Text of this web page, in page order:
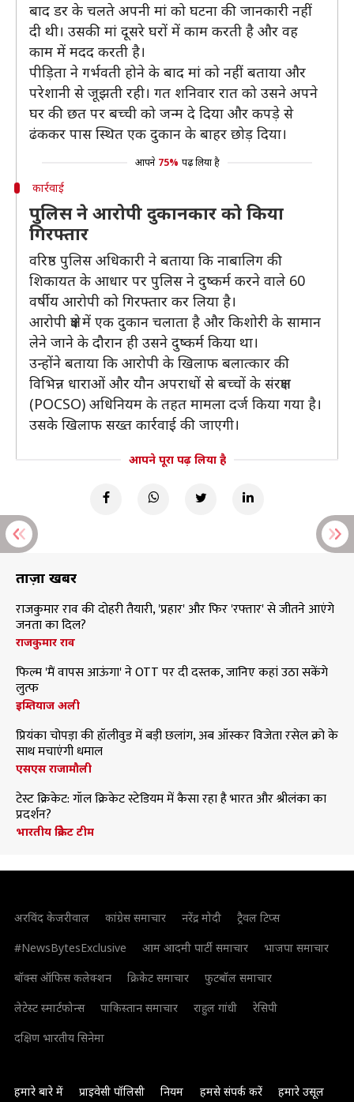
बाद डर के चलते अपनी मां को घटना की जानकारी नहीं
दी थी। उसकी मां दूसरे घरों में काम करती है और वह
काम में मदद करती है।
पीड़िता ने गर्भवती होने के बाद मां को नहीं बताया और
परेशानी से जूझती रही। गत शनिवार रात को उसने अपने
घर की छत पर बच्ची को जन्म दे दिया और कपड़े से
ढंककर पास स्थित एक दुकान के बाहर छोड़ दिया।
आपने 75% पढ़ लिया है
कार्रवाई
पुलिस ने आरोपी दुकानकार को किया
गिरफ्तार
वरिष्ठ पुलिस अधिकारी ने बताया कि नाबालिग की
शिकायत के आधार पर पुलिस ने दुष्कर्म करने वाले 60
वर्षीय आरोपी को गिरफ्तार कर लिया है।
आरोपी क्षेत्र में एक दुकान चलाता है और किशोरी के सामान
लेने जाने के दौरान ही उसने दुष्कर्म किया था।
उन्होंने बताया कि आरोपी के खिलाफ बलात्कार की
विभिन्न धाराओं और यौन अपराधों से बच्चों के संरक्षण
(POCSO) अधिनियम के तहत मामला दर्ज किया गया है।
उसके खिलाफ सख्त कार्रवाई की जाएगी।
आपने पूरा पढ़ लिया है
ताज़ा खबरें
राजकुमार राव की दोहरी तैयारी, 'प्रहार' और फिर 'रफ्तार' से जीतने आएंगे
जनता का दिल?
राजकुमार राव
फिल्म 'मैं वापस आऊंगा' ने OTT पर दी दस्तक, जानिए कहां उठा सकेंगे
लुत्फ
इम्तियाज अली
प्रियंका चोपड़ा की हॉलीवुड में बड़ी छलांग, अब ऑस्कर विजेता रसेल क्रो के
साथ मचाएंगी धमाल
एसएस राजामौली
टेस्ट क्रिकेट: गॉल क्रिकेट स्टेडियम में कैसा रहा है भारत और श्रीलंका का
प्रदर्शन?
भारतीय क्रिकेट टीम
अरविंद केजरीवाल कांग्रेस समाचार नरेंद्र मोदी
ट्रैवल टिप्स
#NewsBytesExclusive
आम आदमी पार्टी समाचार
भाजपा समाचार
बॉक्स ऑफिस कलेक्शन
क्रिकेट समाचार
फुटबॉल समाचार
लेटेस्ट स्मार्टफोन्स
पाकिस्तान समाचार राहुल गांधी
रेसिपी
दक्षिण भारतीय सिनेमा
हमारे बारे में प्राइवेसी पॉलिसी नियम हमसे संपर्क करें हमारे उसूल